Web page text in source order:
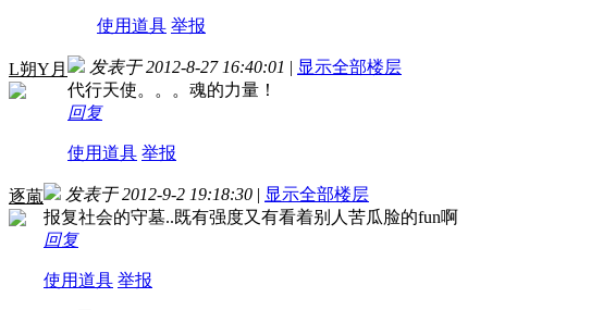
使用道具 举报
L朔Y月 发表于 2012-8-27 16:40:01 | 显示全部楼层
代行天使。。。魂的力量！
回复
使用道具 举报
逐葻 发表于 2012-9-2 19:18:30 | 显示全部楼层
报复社会的守墓..既有强度又有看着别人苦瓜脸的fun啊
回复
使用道具 举报